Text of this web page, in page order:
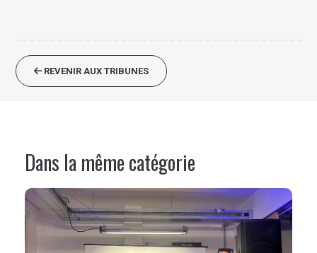
REVENIR AUX TRIBUNES
Dans la même catégorie